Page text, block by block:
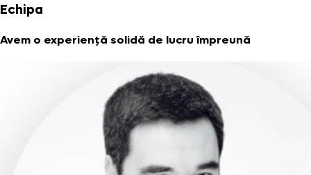
Echipa
Avem o experiență solidă de lucru împreună